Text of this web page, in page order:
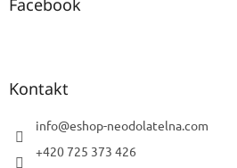
Facebook
Kontakt
info@eshop-neodolatelna.com
+420 725 373 426